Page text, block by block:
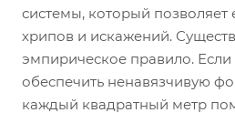
системы, который позволяет
хрипов и искажений.
эмпирическое правило.
обеспечить ненавязчивую
каждый квадратный метр